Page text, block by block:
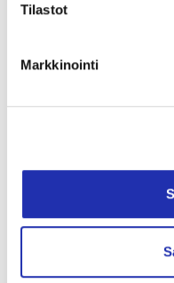
Tilastot
Markkinointi